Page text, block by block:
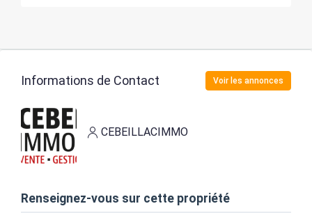
Informations de Contact Voir les annonces
CEBEILLACIMMO
Renseignez-vous sur cette propriété